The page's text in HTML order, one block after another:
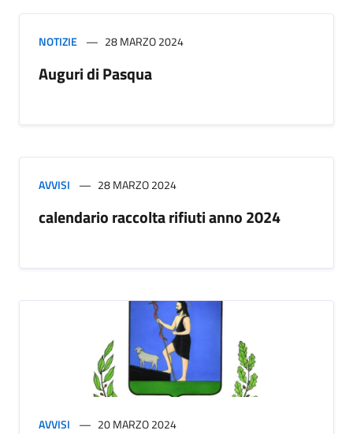
NOTIZIE 28 MARZO 2024
Auguri di Pasqua
AVVISI 28 MARZO 2024
calendario raccolta rifiuti anno 2024
AVVISI 20 MARZO 2024